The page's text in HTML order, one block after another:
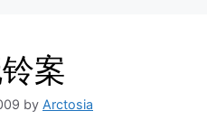
案
by Arctosia